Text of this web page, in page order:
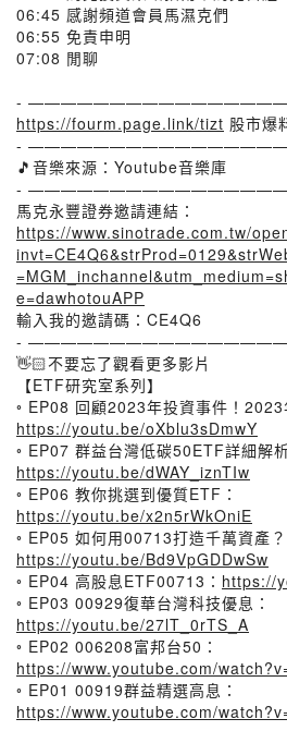
06:45 感謝頻道會員馬濕克們
06:55 免責申明
07:08 閒聊
-
https://fourm.page.link/tizt 股市爆
-
🎵音樂來源：Youtube音樂庫
-
馬克永豐證券邀請連結：
https://www.sinotrade.com.tw/
e=dawhotouAPP
輸入我的邀請碼：CE4Q6
-
👋🏻不要忘了觀看更多影片
【ETF研究室系列】
◦ EP08 回顧2023年投資事件！2023
https://youtu.be/oXblu3sDmwY
◦ EP07 群益台灣低碳50ETF詳細解析
https://youtu.be/dWAY_iznTIw
◦ EP06 教你挑選到優質ETF：
https://youtu.be/x2n5rWkOniE
◦ EP05 如何用00713打造千萬資產？
https://youtu.be/Bd9VpGDDwSw
◦ EP04 高股息ETF00713： https://
◦ EP03 00929復華台灣科技優息：
https://youtu.be/27lT_0rTS_A
◦ EP02 006208富邦台50：
https://www.youtube.com/
◦ EP01 00919群益精選高息：
https://www.youtube.com/